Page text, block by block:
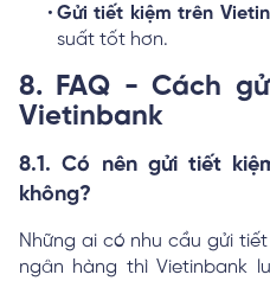
Gửi tiết kiệm trên
suất tốt hơn.
8. FAQ - Cách
Vietinbank
8.1. Có nên gửi tiết
không?
Những ai có nhu cầu gửi
ngân hàng thì Vietinbank